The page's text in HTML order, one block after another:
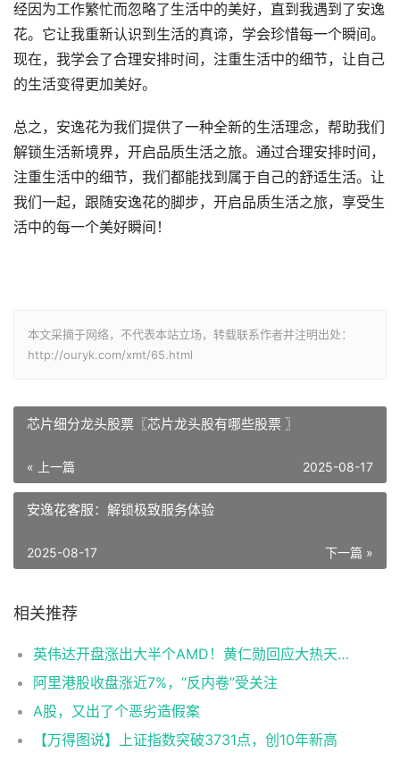
经因为工作繁忙而忽略了生活中的美好，直到我遇到了安逸
花。它让我重新认识到生活的真谛，学会珍惜每一个瞬间。
现在，我学会了合理安排时间，注重生活中的细节，让自己
的生活变得更加美好。
总之，安逸花为我们提供了一种全新的生活理念，帮助我们
解锁生活新境界，开启品质生活之旅。通过合理安排时间，
注重生活中的细节，我们都能找到属于自己的舒适生活。让
我们一起，跟随安逸花的脚步，开启品质生活之旅，享受生
活中的每一个美好瞬间！
本文采摘于网络，不代表本站立场，转载联系作者并注明出处：
http://ouryk.com/xmt/65.html
芯片细分龙头股票〖芯片龙头股有哪些股票 〗
« 上一篇 2025-08-17
安逸花客服：解锁极致服务体验
下一篇 »
2025-08-17
相关推荐
英伟达开盘涨出大半个AMD！黄仁勋回应大热天穿皮夹克
阿里港股收盘涨近7%，“反内卷”受关注
A股，又出了个恶劣造假案
【万得图说】上证指数突破3731点，创10年新高